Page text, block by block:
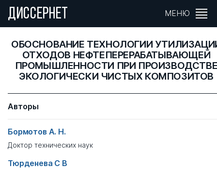
ДИССЕРНЕТ МЕНЮ
ОБОСНОВАНИЕ ТЕХНОЛОГИИ
ОТХОДОВ НЕФТЕПЕРЕРАБАТЫВАЮЩЕЙ
ПРОМЫШЛЕННОСТИ ПРИ
ЭКОЛОГИЧЕСКИ ЧИСТЫХ КОМПОЗИТОВ
Авторы
Бормотов А. Н.
Доктор технических наук
Тюрденева С В